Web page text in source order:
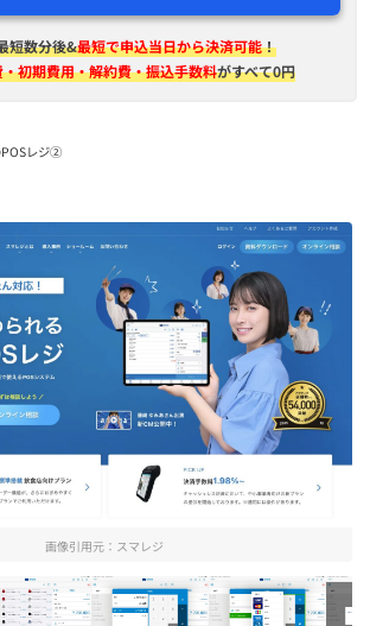
短​数分後&最短で申込当日から決済可能！
初期費用・解約費・振込手数料がすべて0円
POSレジ②
画像引用元： スマレジ